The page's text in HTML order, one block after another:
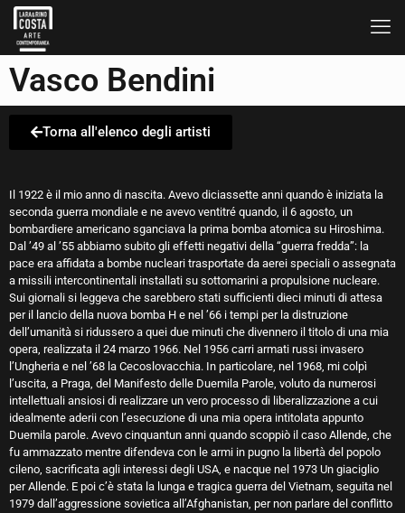
Vasco Bendini
Torna all'elenco degli artisti
Il 1922 è il mio anno di nascita. Avevo diciassette anni quando è iniziata la
seconda guerra mondiale e ne avevo ventitré quando, il 6 agosto, un
bombardiere americano sganciava la prima bomba atomica su Hiroshima.
Dal ’49 al ’55 abbiamo subito gli effetti negativi della “guerra fredda”: la
pace era affidata a bombe nucleari trasportate da aerei speciali o assegnata
a missili intercontinentali installati su sottomarini a propulsione nucleare.
Sui giornali si leggeva che sarebbero stati sufficienti dieci minuti di attesa
per il lancio della nuova bomba H e nel ’66 i tempi per la distruzione
dell’umanità si ridussero a quei due minuti che divennero il titolo di una mia
opera, realizzata il 24 marzo 1966. Nel 1956 carri armati russi invasero
l’Ungheria e nel ’68 la Cecoslovacchia. In particolare, nel 1968, mi colpì
l’uscita, a Praga, del Manifesto delle Duemila Parole, voluto da numerosi
intellettuali ansiosi di realizzare un vero processo di liberalizzazione a cui
idealmente aderii con l’esecuzione di una mia opera intitolata appunto
Duemila parole. Avevo cinquantun anni quando scoppiò il caso Allende, che
fu ammazzato mentre difendeva con le armi in pugno la libertà del popolo
cileno, sacrificata agli interessi degli USA, e nacque nel 1973 Un giaciglio
per Allende. E poi c’è stata la lunga e tragica guerra del Vietnam, seguita nel
1979 dall’aggressione sovietica all’Afghanistan, per non parlare del conflitto